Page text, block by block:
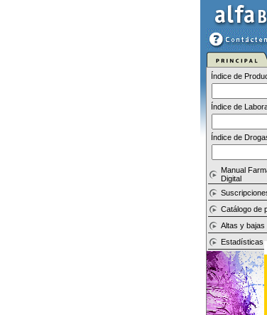
Índice de
Índice de
Índice de
Manual
Digital
Catálogo de
Altas y bajas
Estadísticas